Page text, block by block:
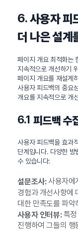
6.사용자 피
더 나은 설계
페이지 개요 최적화는
지속적으로 개선하기
페이지 개요를 재설계
사용자 피드백의 중요
개요를 지속적으로 개
6.1 피드백 수
사용자 피드백을 효과
단계입니다. 다양한 방
수 있습니다:
설문조사:사용자에
경험과 개선사항에
대한 만족도를 파
사용자 인터뷰:특정
진행하여 그들의 행